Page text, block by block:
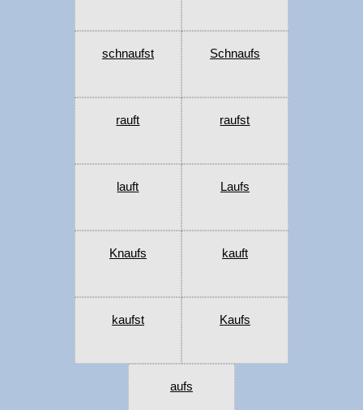
schnaufst Schnaufs
rauft raufst
lauft Laufs
Knaufs kauft
kaufst Kaufs
aufs